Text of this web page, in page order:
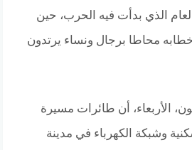
2022، وهو العام الذي بدأت فيه الحرب، حين
محاطا برجال ونساء يرتدون
الأربعاء، أن طائرات مسيرة
وشبكة الكهرباء في مدينة